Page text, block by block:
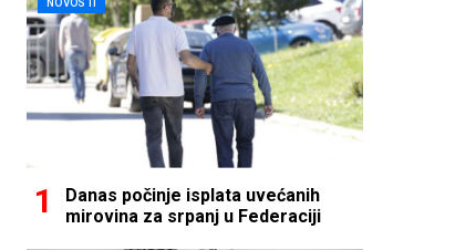
NOVOSTI
Danas počinje isplata uvećanih
mirovina za srpanj u Federaciji